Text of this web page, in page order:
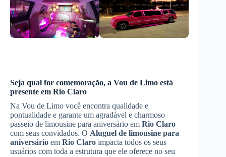
Seja qual for comemoração, a Vou de Limo está
presente em Rio Claro
Na Vou de Limo você encontra qualidade e
pontualidade e garante um agradável e charmoso
passeio de limousine para aniversário em Rio Claro
com seus convidados. O Aluguel de limousine para
aniversário em Rio Claro impacta todos os seus
usuários com toda a estrutura que ele oferece no seu